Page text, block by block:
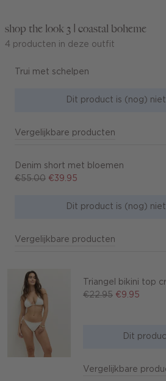
shop the look 3 | coastal boheme
4 producten in deze outfit
Trui met schelpen
Dit product is (nog)
Vergelijkbare producten
Denim short met bloemen
€55.00 €39.95
Dit product is (nog)
Vergelijkbare producten
Triangel bikini top
€22.95 €9.95
Dit
Vergelijkbare